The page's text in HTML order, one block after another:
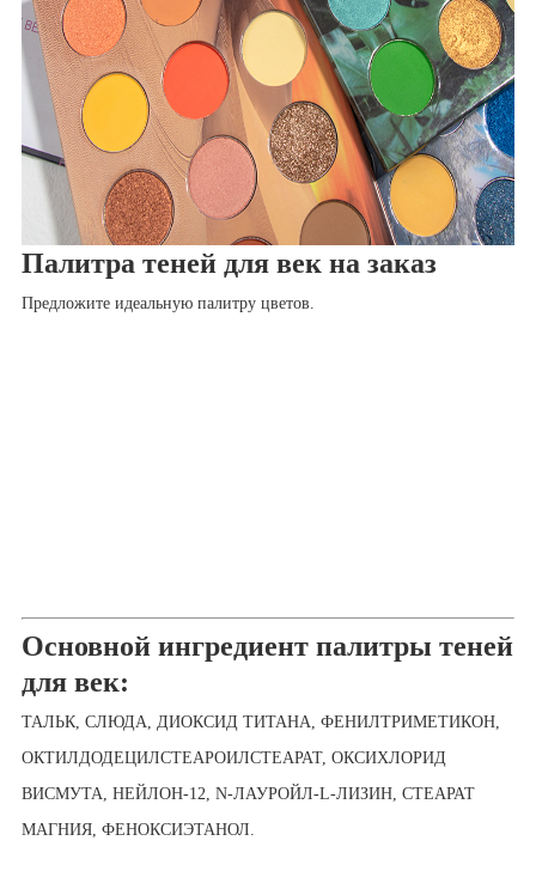
Палитра теней для век на заказ
Предложите идеальную палитру цветов.
Основной ингредиент палитры теней
для век:
ТАЛЬК, СЛЮДА, ДИОКСИД ТИТАНА, ФЕНИЛТРИМЕТИКОН,
ОКТИЛДОДЕЦИЛСТЕАРОИЛСТЕАРАТ, ОКСИХЛОРИД
ВИСМУТА, НЕЙЛОН-12, N-ЛАУРОЙЛ-L-ЛИЗИН, СТЕАРАТ
МАГНИЯ, ФЕНОКСИЭТАНОЛ.